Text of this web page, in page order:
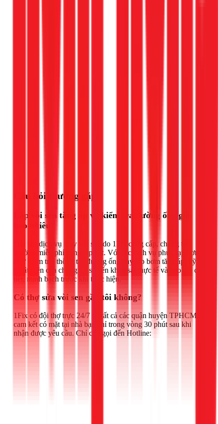
Câu hỏi thường gặp
Lắp vòi sen tăng áp và kiểm tra đường ống giá
bao nhiêu?
Đối với dịch vụ thay vòi sen do 1Fix cung cấp, chúng tôi
thường miễn phí công lắp đặt. Với các dịch vụ phức tạp hơn
như kiểm tra, thông tắc đường ống hay lắp bơm tăng áp, kỹ
thuật viên của chúng tôi sẽ đến khảo sát thực tế và báo giá chi
tiết, minh bạch trước khi thực hiện.
Có thợ sửa vòi sen gần tôi không?
1Fix có đội thợ trực 24/7 tại tất cả các quận huyện TPHCM,
cam kết có mặt tại nhà bạn chỉ trong vòng 30 phút sau khi
nhận được yêu cầu. Chỉ cần gọi đến Hotline: